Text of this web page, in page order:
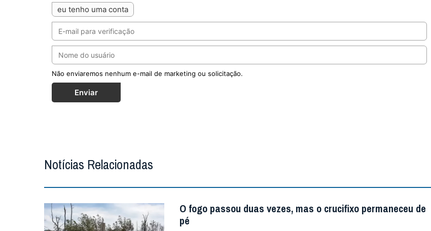
eu tenho uma conta
Não enviaremos nenhum e-mail de marketing ou solicitação.
Enviar
Notícias Relacionadas
O fogo passou duas vezes, mas o crucifixo permaneceu de
pé